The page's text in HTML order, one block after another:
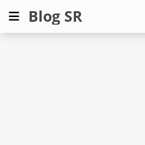
Blog SR